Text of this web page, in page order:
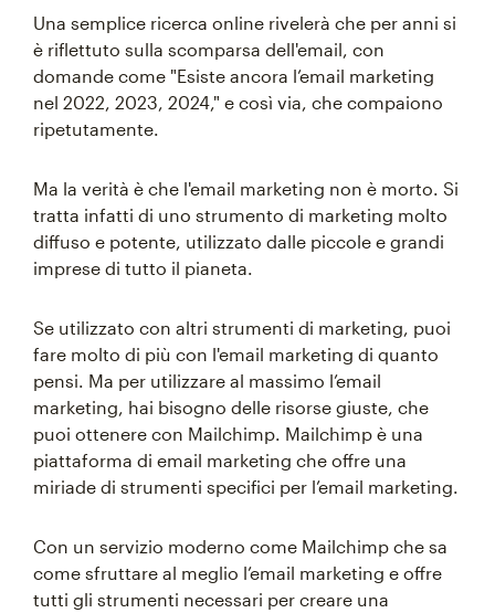
Una semplice ricerca online rivelerà che per anni si
è riflettuto sulla scomparsa dell'email, con
domande come "Esiste ancora l’email marketing
nel 2022, 2023, 2024," e così via, che compaiono
ripetutamente.
Ma la verità è che l'email marketing non è morto. Si
tratta infatti di uno strumento di marketing molto
diffuso e potente, utilizzato dalle piccole e grandi
imprese di tutto il pianeta.
Se utilizzato con altri strumenti di marketing, puoi
fare molto di più con l'email marketing di quanto
pensi. Ma per utilizzare al massimo l’email
marketing, hai bisogno delle risorse giuste, che
puoi ottenere con Mailchimp. Mailchimp è una
piattaforma di email marketing che offre una
miriade di strumenti specifici per l’email marketing.
Con un servizio moderno come Mailchimp che sa
come sfruttare al meglio l’email marketing e offre
tutti gli strumenti necessari per creare una